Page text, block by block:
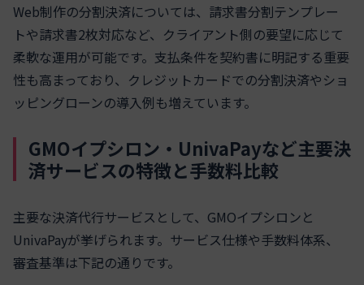
Web制作の分割決済については、請求書分割テンプレー
トや請求書2枚対応など、クライアント側の要望に応じて
柔軟な運用が可能です。支払条件を契約書に明記する重要
性も高まっており、クレジットカードでの分割決済やショ
ッピングローンの導入例も増えています。
GMOイプシロン・UnivaPayなど主要決
済サービスの特徴と手数料比較
主要な決済代行サービスとして、GMOイプシロンと
UnivaPayが挙げられます。サービス仕様や手数料体系、
審査基準は下記の通りです。